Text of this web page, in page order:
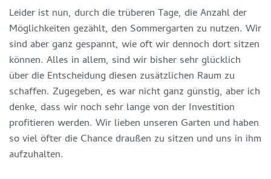
Leider ist nun, durch die trüberen Tage, die Anzahl der
Möglichkeiten gezählt, den Sommergarten zu nutzen. Wir
sind aber ganz gespannt, wie oft wir dennoch dort sitzen
können. Alles in allem, sind wir bisher sehr glücklich
über die Entscheidung diesen zusätzlichen Raum zu
schaffen. Zugegeben, es war nicht ganz günstig, aber ich
denke, dass wir noch sehr lange von der Investition
profitieren werden. Wir lieben unseren Garten und haben
so viel öfter die Chance draußen zu sitzen und uns in ihm
aufzuhalten.